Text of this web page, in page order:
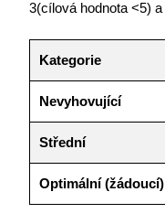
3(cílová hodnota <5) a
Kategorie
Nevyhovující
Střední
Optimální (žádoucí)